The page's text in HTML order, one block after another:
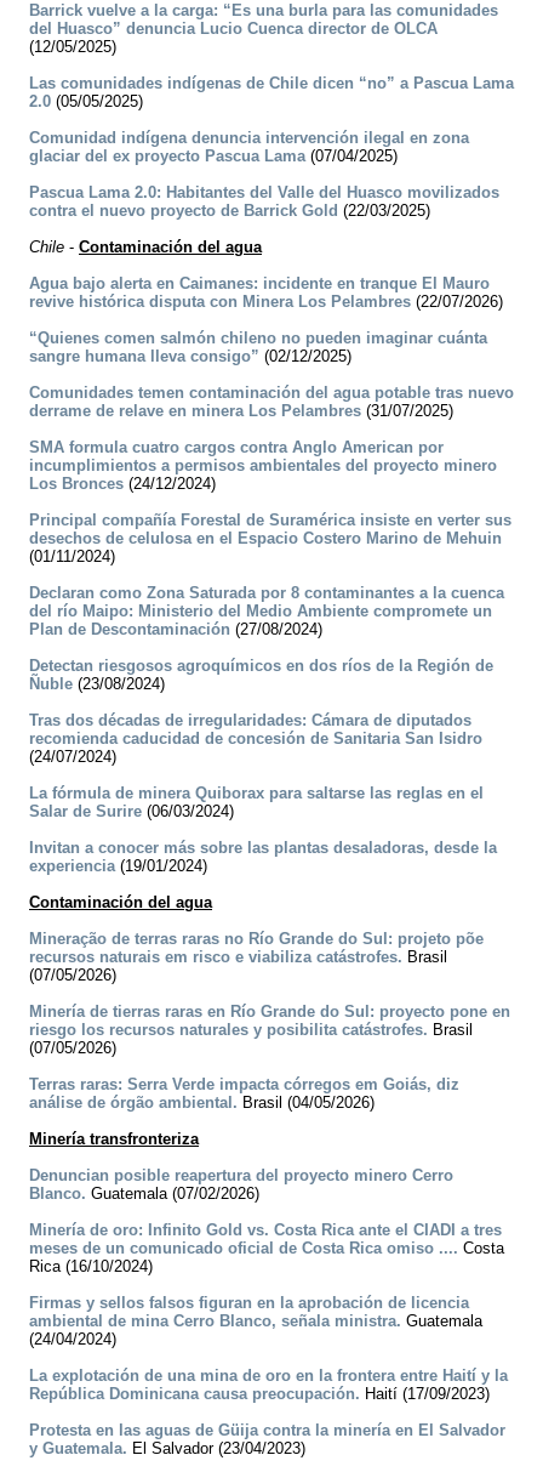
Barrick vuelve a la carga: “Es una burla para las comunidades
del Huasco” denuncia Lucio Cuenca director de OLCA
(12/05/2025)
Las comunidades indígenas de Chile dicen “no” a Pascua Lama
2.0 (05/05/2025)
Comunidad indígena denuncia intervención ilegal en zona
glaciar del ex proyecto Pascua Lama(07/04/2025)
Pascua Lama 2.0: Habitantes del Valle del Huasco movilizados
contra el nuevo proyecto de Barrick Gold (22/03/2025)
Chile - Contaminación del agua
Agua bajo alerta en Caimanes: incidente en tranque El Mauro
revive histórica disputa con Minera Los Pelambres (22/07/2026)
“Quienes comen salmón chileno no pueden imaginar cuánta
sangre humana lleva consigo” (02/12/2025)
Comunidades temen contaminación del agua potable tras nuevo
derrame de relave en minera Los Pelambres (31/07/2025)
SMA formula cuatro cargos contra Anglo American por
incumplimientos a permisos ambientales del proyecto minero
Los Bronces (24/12/2024)
Principal compañía Forestal de Suramérica insiste en verter sus
desechos de celulosa en el Espacio Costero Marino de Mehuin
(01/11/2024)
Declaran como Zona Saturada por 8 contaminantes a la cuenca
del río Maipo: Ministerio del Medio Ambiente compromete un
Plan de Descontaminación (27/08/2024)
Detectan riesgosos agroquímicos en dos ríos de la Región de
Ñuble (23/08/2024)
Tras dos décadas de irregularidades: Cámara de diputados
recomienda caducidad de concesión de Sanitaria San Isidro
(24/07/2024)
La fórmula de minera Quiborax para saltarse las reglas en el
Salar de Surire (06/03/2024)
Invitan a conocer más sobre las plantas desaladoras, desde la
experiencia(19/01/2024)
Contaminación del agua
Mineração de terras raras no Río Grande do Sul: projeto põe
recursos naturais em risco e viabiliza catástrofes. Brasil
(07/05/2026)
Minería de tierras raras en Río Grande do Sul: proyecto pone en
riesgo los recursos naturales y posibilita catástrofes. Brasil
(07/05/2026)
Terras raras: Serra Verde impacta córregos em Goiás, diz
análise de órgão ambiental. Brasil (04/05/2026)
Minería transfronteriza
Denuncian posible reapertura del proyecto minero Cerro
Blanco. Guatemala (07/02/2026)
Minería de oro: Infinito Gold vs. Costa Rica ante el CIADI a tres
meses de un comunicado oficial de Costa Rica omiso .... Costa
Rica (16/10/2024)
Firmas y sellos falsos figuran en la aprobación de licencia
ambiental de mina Cerro Blanco, señala ministra. Guatemala
(24/04/2024)
La explotación de una mina de oro en la frontera entre Haití y la
República Dominicana causa preocupación. Haití (17/09/2023)
Protesta en las aguas de Güija contra la minería en El Salvador
y Guatemala. El Salvador (23/04/2023)